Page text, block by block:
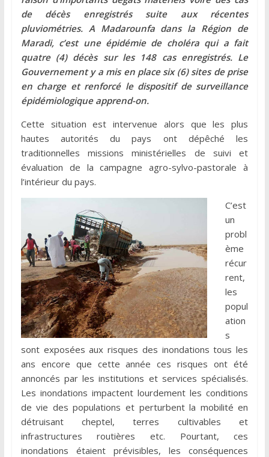
de décès enregistrés suite aux récentes
pluviométries. A Madarounfa dans la Région de
Maradi, c’est une épidémie de choléra qui a fait
quatre (4) décès sur les 148 cas enregistrés. Le
Gouvernement y a mis en place six (6) sites de prise
en charge et renforcé le dispositif de surveillance
épidémiologique apprend-on.
Cette situation est intervenue alors que les plus
hautes autorités du pays ont dépêché les
traditionnelles missions ministérielles de suivi et
évaluation de la campagne agro-sylvo-pastorale à
l’intérieur du pays.
C’est
un
probl
ème
récur
rent,
les
popul
ation
s
sont exposées aux risques des inondations tous les
ans encore que cette année ces risques ont été
annoncés par les institutions et services spécialisés.
Les inondations impactent lourdement les conditions
de vie des populations et perturbent la mobilité en
détruisant cheptel, terres cultivables et
infrastructures routières etc. Pourtant, ces
inondations étaient prévisibles, les conséquences